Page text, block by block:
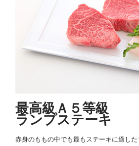
最高級Ａ５等級
ランプステーキ
赤身のももの中でも最もステーキに適し